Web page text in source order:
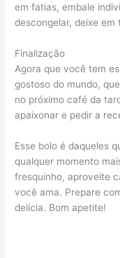
em fatias, embale
descongelar, deixe
Finalização
Agora que você tem
gostoso do mundo,
no próximo café da
apaixonar e pedir a
Esse bolo é daqueles
qualquer momento
fresquinho, aproveite
você ama. Prepare
delícia. Bom apetite!